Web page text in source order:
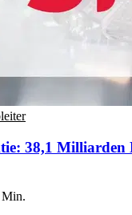
38,1 Milliarden